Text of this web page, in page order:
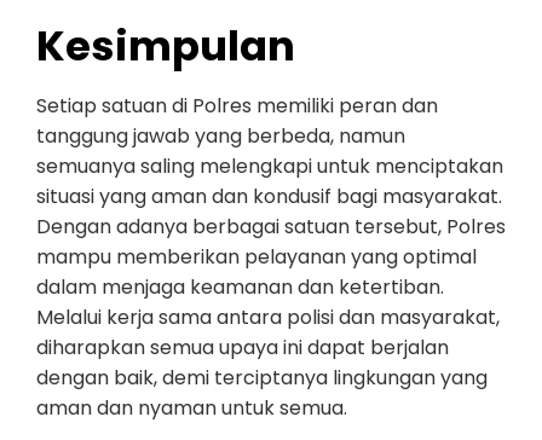
Kesimpulan
Setiap satuan di Polres memiliki peran dan
tanggung jawab yang berbeda, namun
semuanya saling melengkapi untuk menciptakan
situasi yang aman dan kondusif bagi masyarakat.
Dengan adanya berbagai satuan tersebut, Polres
mampu memberikan pelayanan yang optimal
dalam menjaga keamanan dan ketertiban.
Melalui kerja sama antara polisi dan masyarakat,
diharapkan semua upaya ini dapat berjalan
dengan baik, demi terciptanya lingkungan yang
aman dan nyaman untuk semua.